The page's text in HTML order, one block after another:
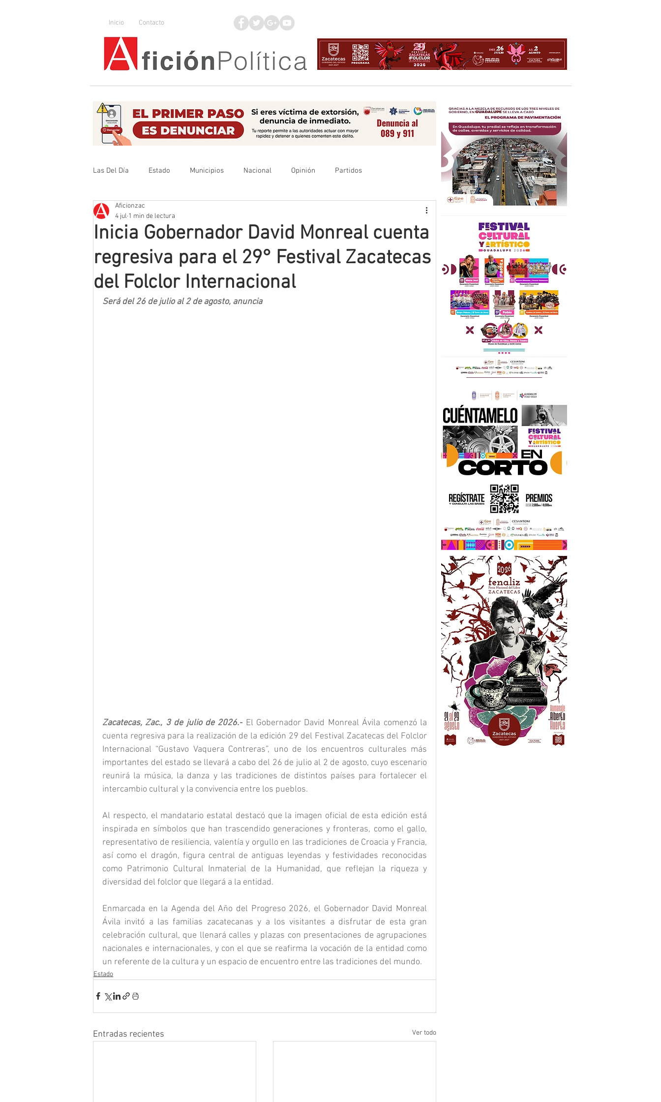
Inicio Contacto
Las Del Día Estado Municipios Nacional Opinión Partidos
Que no se olvide
Mineros LNBP
Inicia Gobernador David Monreal cuenta
regresiva para el 29° Festival Zacatecas
del Folclor Internacional
Aficionzac
4 jul 1 min de lectura
Será del 26 de julio al 2 de agosto, anuncia
Zacatecas, Zac., 3 de julio de 2026.- El Gobernador David Monreal Ávila comenzó la
cuenta regresiva para la realización de la edición 29 del Festival Zacatecas del Folclor
Internacional “Gustavo Vaquera Contreras”, uno de los encuentros culturales más
importantes del estado se llevará a cabo del 26 de julio al 2 de agosto, cuyo escenario
reunirá la música, la danza y las tradiciones de distintos países para fortalecer el
intercambio cultural y la convivencia entre los pueblos.
Al respecto, el mandatario estatal destacó que la imagen oficial de esta edición está
inspirada en símbolos que han trascendido generaciones y fronteras, como el gallo,
representativo de resiliencia, valentía y orgullo en las tradiciones de Croacia y Francia,
así como el dragón, figura central de antiguas leyendas y festividades reconocidas
como Patrimonio Cultural Inmaterial de la Humanidad, que reflejan la riqueza y
diversidad del folclor que llegará a la entidad.
Enmarcada en la Agenda del Año del Progreso 2026, el Gobernador David Monreal
Ávila invitó a las familias zacatecanas y a los visitantes a disfrutar de esta gran
celebración cultural, que llenará calles y plazas con presentaciones de agrupaciones
nacionales e internacionales, y con el que se reafirma la vocación de la entidad como
un referente de la cultura y un espacio de encuentro entre las tradiciones del mundo.
Estado
Entradas recientes Ver todo